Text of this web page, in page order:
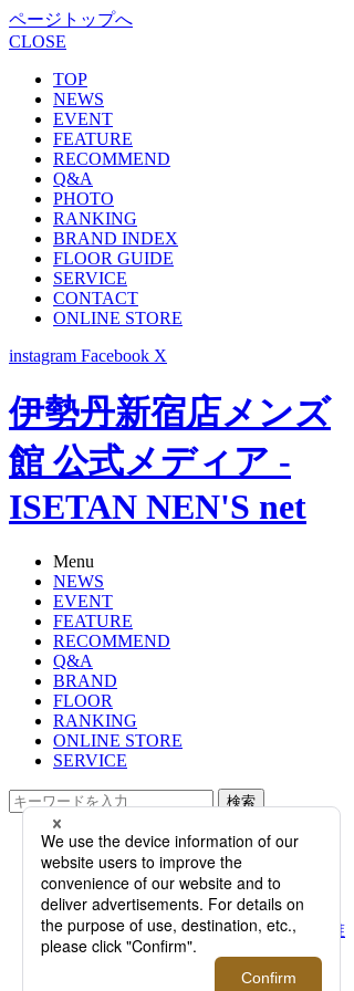
ページトップへ
CLOSE
TOP
NEWS
EVENT
FEATURE
RECOMMEND
Q&A
PHOTO
RANKING
BRAND INDEX
FLOOR GUIDE
SERVICE
CONTACT
ONLINE STORE
instagram Facebook X
伊勢丹新宿店メンズ
館 公式メディア -
ISETAN NEN'S net
Menu
NEWS
EVENT
FEATURE
RECOMMEND
Q&A
BRAND
FLOOR
RANKING
ONLINE STORE
SERVICE
検索
TOP
PHOTO
イセタンメンズのアクセサリードラ
フト会議！「ブレスレット＆リン
グ」のコーディネート、1位指名は誰
にする？